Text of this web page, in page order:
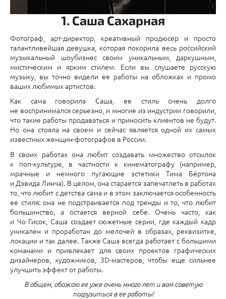
1. Саша Сахарная
Фотограф, арт-директор, креативный продюсер и просто
талантливейшая девушка, которая покорила весь российский
музыкальный шоубизнес своим уникальным, даркушным,
мистическим и ярким стилем. Если вы слушаете русскую
музыку, вы точно видели ее работы на обложках и промо
ваших любимых артистов.
Как сама говорила Саша, ее стиль очень долго
не воспринимался серьезно, и многие из индустрии говорили,
что такие работы продаваться и приносить клиентов не будут.
Но она стояла на своем и сейчас является одной их самых
известных женщин-фотографов в России.
В своих работах она любит создавать множество отсылок
к поп-культуре, в частности к кинематографу (например,
мрачные и немного пугающие эстетики Тима Бёртона
и Дэвида Линча). В целом, она старается запечатлеть в работах
то, что любит с детства сама и в этом заключается особенность
ее стиля: она не подстраивается под тренды и то, что любит
большинство, а остается верной себе. Очень часто, как
и Чо Гисок, Саша создает сюжетные серии, где каждый кадр
уникален и проработан до мелочей в образах, реквизитке,
локации и так далее. Также Саша всегда работает с большими
команами и привлекает для своих проектов графических
дизайнеров, художников, 3D-мастеров, чтобы еще сильнее
улучшить эффект от работы.
В общем, обожаю ее уже очень много лет и вам советую
погрузиться в ее работы!